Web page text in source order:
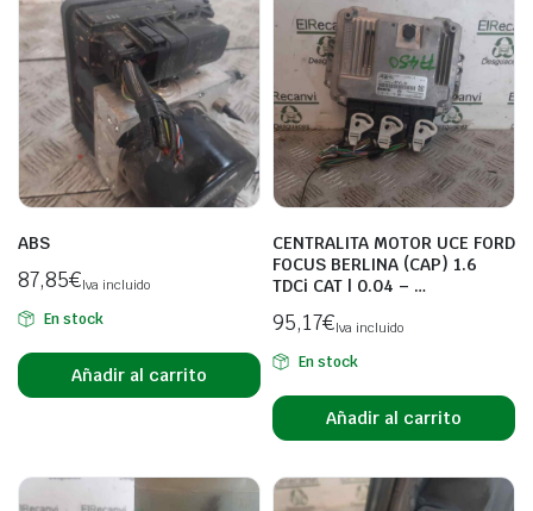
ABS
87,85€Iva incluido
En stock
Añadir al carrito
CENTRALITA MOTOR UCE FORD
FOCUS BERLINA (CAP) 1.6
TDCi CAT | 0.04 – …
95,17€Iva incluido
En stock
Añadir al carrito